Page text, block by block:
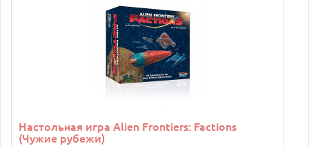
Настольная игра Alien Frontiers: Factions
(Чужие рубежи)